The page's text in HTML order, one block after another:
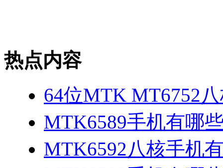
热点内容
64位MTK MT6752
MTK6589手机有哪
MTK6592八核手机